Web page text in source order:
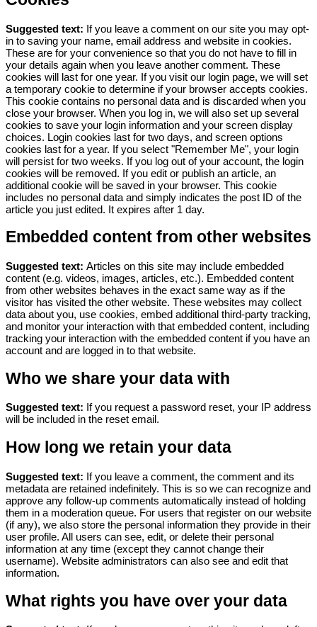
Suggested text: If you leave a comment on our site you may opt-
in to saving your name, email address and website in cookies.
These are for your convenience so that you do not have to fill in
your details again when you leave another comment. These
cookies will last for one year. If you visit our login page, we will set
a temporary cookie to determine if your browser accepts cookies.
This cookie contains no personal data and is discarded when you
close your browser. When you log in, we will also set up several
cookies to save your login information and your screen display
choices. Login cookies last for two days, and screen options
cookies last for a year. If you select "Remember Me", your login
will persist for two weeks. If you log out of your account, the login
cookies will be removed. If you edit or publish an article, an
additional cookie will be saved in your browser. This cookie
includes no personal data and simply indicates the post ID of the
article you just edited. It expires after 1 day.
Embedded content from other websites
Suggested text: Articles on this site may include embedded
content (e.g. videos, images, articles, etc.). Embedded content
from other websites behaves in the exact same way as if the
visitor has visited the other website. These websites may collect
data about you, use cookies, embed additional third-party tracking,
and monitor your interaction with that embedded content, including
tracking your interaction with the embedded content if you have an
account and are logged in to that website.
Who we share your data with
Suggested text: If you request a password reset, your IP address
will be included in the reset email.
How long we retain your data
Suggested text: If you leave a comment, the comment and its
metadata are retained indefinitely. This is so we can recognize and
approve any follow-up comments automatically instead of holding
them in a moderation queue. For users that register on our website
(if any), we also store the personal information they provide in their
user profile. All users can see, edit, or delete their personal
information at any time (except they cannot change their
username). Website administrators can also see and edit that
information.
What rights you have over your data